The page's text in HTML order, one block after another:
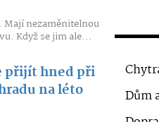
Mají nezaměnitelnou
Když se jim ale...
přijít hned při
na léto
Dům